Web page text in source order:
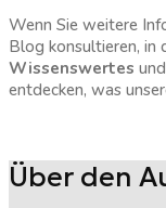
Wenn Sie weitere
Blog konsultieren, in
Wissenswertes
entdecken, was
Über den